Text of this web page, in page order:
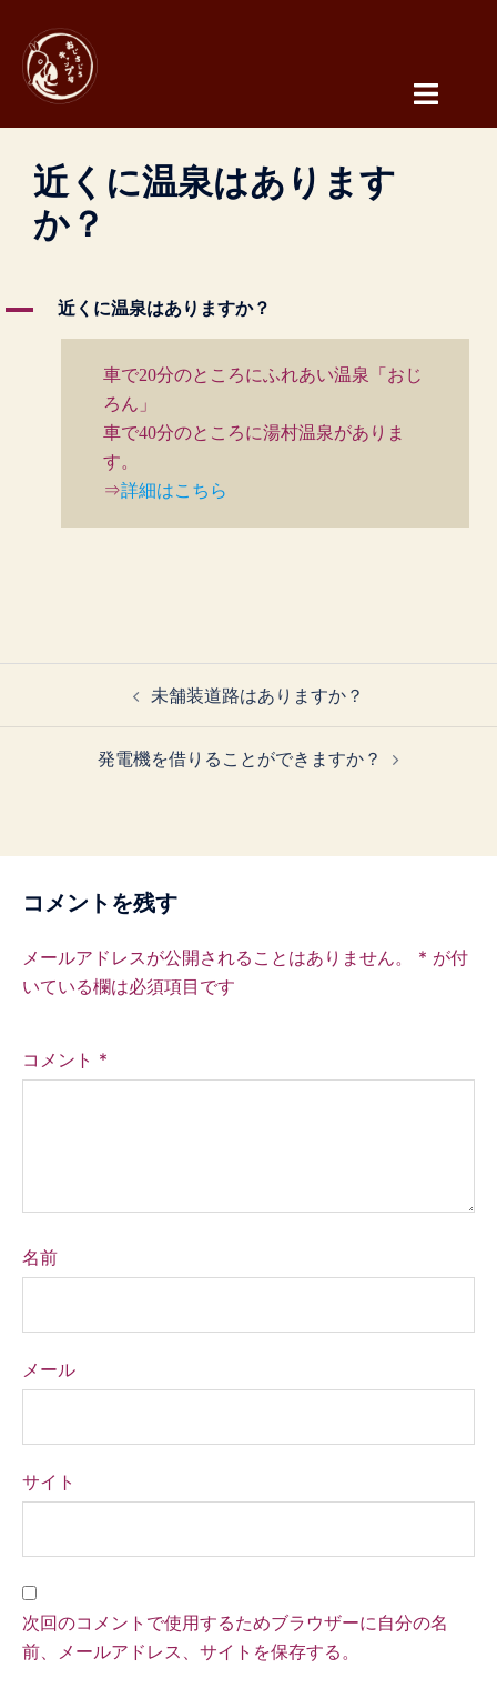
ツ
近くに温泉はあります
か？
A 近くに温泉はありますか？
車で20分のところにふれあい温泉「おじ
ろん」
車で40分のところに湯村温泉がありま
す。
⇒詳細はこちら
シ
ョ
未舗装道路はありますか？
発電機を借りることができますか？
コメントを残す
メールアドレスが公開されることはありません。 * が付
いている欄は必須項目です
コメント *
名前
メール
サイト
次回のコメントで使用するためブラウザーに自分の名
前、メールアドレス、サイトを保存する。